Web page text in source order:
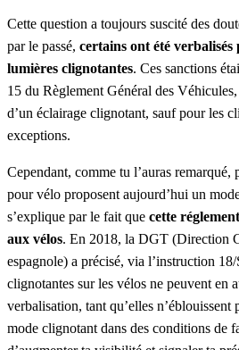
Cette question a toujours suscité des
par le passé, certains ont été
lumières clignotantes. Ces sanctions
15 du Règlement Général des
d’un éclairage clignotant, sauf pour les
exceptions.
Cependant, comme tu l’auras remarqué,
pour vélo proposent aujourd’hui un
s’explique par le fait que cette
aux vélos. En 2018, la DGT (Direction
espagnole) a précisé, via l’instruction
clignotantes sur les vélos ne peuvent en
verbalisation, tant qu’elles
mode clignotant dans des conditions de